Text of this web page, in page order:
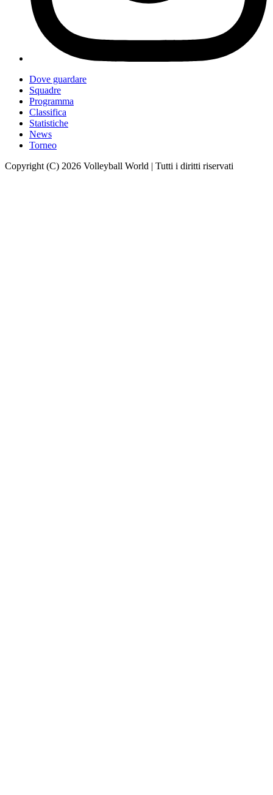
Dove guardare
Squadre
Programma
Classifica
Statistiche
News
Torneo
Copyright (C) 2026 Volleyball World | Tutti i diritti riservati